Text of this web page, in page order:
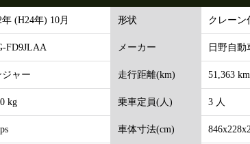
年 (H24年) 10月 形状 クレーン
FD9JLAA メーカー 日野自動
ジャー 走行距離(km) 51,363 km
kg 乗車定員(人) 3 人
車体寸法(cm)